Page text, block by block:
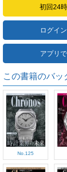
初回24
ログイ
アプリ
この書籍のバッ
No.125